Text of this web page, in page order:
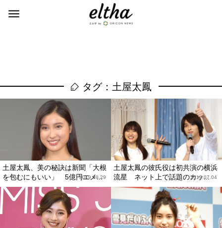
タグ：土屋太鳳
土屋太鳳、美の秘訣は新聞「大根
を包むにもいい」 5億円エメ...
2019.08.29
土屋太鳳の彼氏役は初共演の横浜
流星 ネット上で話題のカッ...
2019.07.04